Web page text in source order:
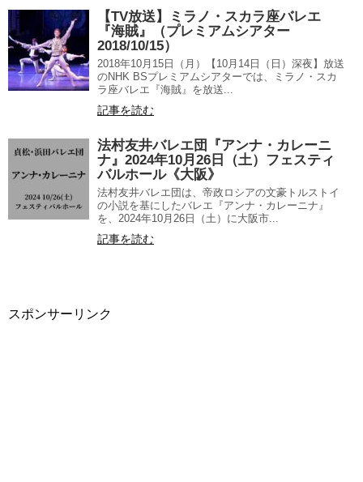
【TV放送】ミラノ・スカラ座バレエ
『海賊』（プレミアムシアター
2018/10/15）
2018年10月15日（月）【10月14日（日）深夜】放送
のNHK BSプレミアムシアターでは、ミラノ・スカ
ラ座バレエ『海賊』を放送...
記事を読む
法村友井バレエ団『アンナ・カレーニ
ナ』2024年10月26日（土）フェスティ
バルホール《大阪》
法村友井バレエ団は、帝政ロシアの文豪トルストイ
の小説を基にしたバレエ『アンナ・カレーニナ』
を、2024年10月26日（土）に大阪市...
記事を読む
スポンサーリンク